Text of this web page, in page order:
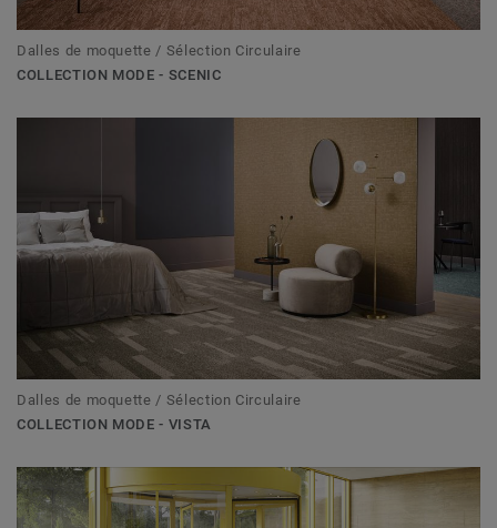
Dalles de moquette / Sélection Circulaire
COLLECTION MODE - SCENIC
Dalles de moquette / Sélection Circulaire
COLLECTION MODE - VISTA